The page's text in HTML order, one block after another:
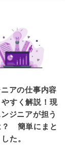
アの仕事内容
すく解説！現
ジニアが担う
？ 簡単にまと
した。